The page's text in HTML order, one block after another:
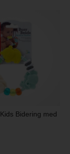
Bidering med